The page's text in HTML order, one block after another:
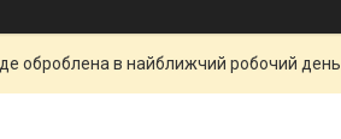
оброблена в найближчий робочий день.